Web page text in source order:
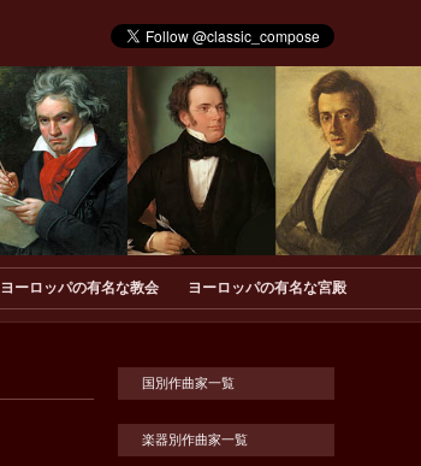
ヨーロッパの有名な教会 ヨーロッパの有名な宮殿
国別作曲家一覧
楽器別作曲家一覧